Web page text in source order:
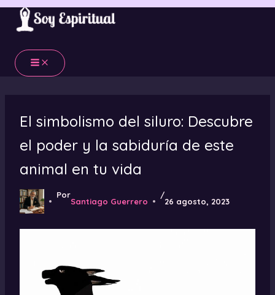
Ir
contenido
El simbolismo del siluro: Descubre
el poder y la sabiduría de este
animal en tu vida
Por
Santiago Guerrero
/
26 agosto, 2023